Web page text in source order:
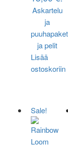
Askartelu
ja
ja pelit
Lisää
ostoskoriin
Sale!